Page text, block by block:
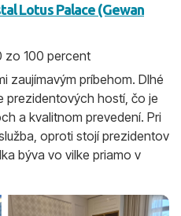
Lotus Palace (Gewan
zo 100 percent
zaujímavým príbehom. Dlhé
prezidentových hostí, čo je
a kvalitnom prevedení. Pri
oproti stojí prezidentov
býva vo vilke priamo v